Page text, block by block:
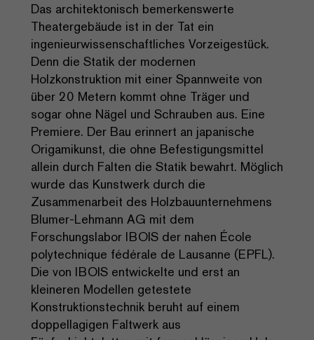
Das architektonisch bemerkenswerte
Theatergebäude ist in der Tat ein
ingenieurwissenschaftliches Vorzeigestück.
Denn die Statik der modernen
Holzkonstruktion mit einer Spannweite von
über 20 Metern kommt ohne Träger und
sogar ohne Nägel und Schrauben aus. Eine
Premiere. Der Bau erinnert an japanische
Origamikunst, die ohne Befestigungsmittel
allein durch Falten die Statik bewahrt. Möglich
wurde das Kunstwerk durch die
Zusammenarbeit des Holzbauunternehmens
Blumer-Lehmann AG mit dem
Forschungslabor IBOIS der nahen École
polytechnique fédérale de Lausanne (EPFL).
Die von IBOIS entwickelte und erst an
kleineren Modellen getestete
Konstruktionstechnik beruht auf einem
doppellagigen Faltwerk aus